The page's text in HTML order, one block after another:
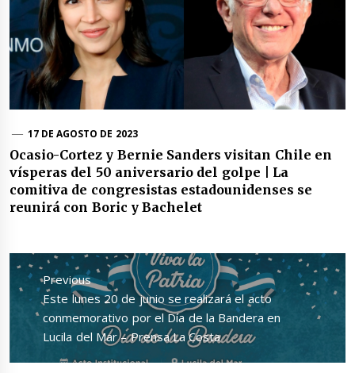
17 DE AGOSTO DE 2023
Ocasio-Cortez y Bernie Sanders visitan Chile en
vísperas del 50 aniversario del golpe | La
comitiva de congresistas estadounidenses se
reunirá con Boric y Bachelet
Navegación
de
entradas
Previous
Previous
post:
Este lunes 20 de junio se realizará el acto
conmemorativo por el Día de la Bandera en
Lucila del Mar – Prensa La Costa